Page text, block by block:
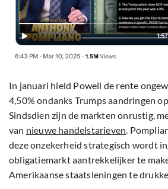
In januari hield Powell de rente
4,50% ondanks Trumps aandringen
Sindsdien zijn de markten onrustig,
van nieuwe handelstarieven.
deze onzekerheid strategisch wordt
obligatiemarkt aantrekkelijker te
Amerikaanse staatsleningen te